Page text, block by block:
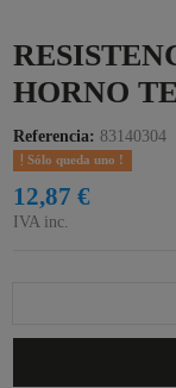
HORNO
Referencia: 83140304
Sólo queda uno !
12,87 €
IVA inc.